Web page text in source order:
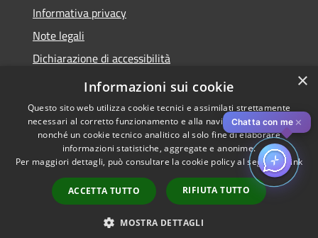
Informativa privacy
Note legali
Dichiarazione di accessibilità
Obiettivi di accessibilità per l'anno 2025
Accessibilità
Copyright © 2026 • Comune di
Rozzano • Powered by
Municipium• Accesso
redazione
Chatta con me ✕
×
Informazioni sui cookie
Questo sito web utilizza cookie tecnici e assimilati strettamente
necessari al corretto funzionamento e alla navigazione del sito,
nonché un cookie tecnico analitico al solo fine di elaborare
informazioni statistiche, aggregate e anonime.
Per maggiori dettagli, può consultare la cookie policy al seguente link
ACCETTA TUTTO RIFIUTA TUTTO
MOSTRA DETTAGLI